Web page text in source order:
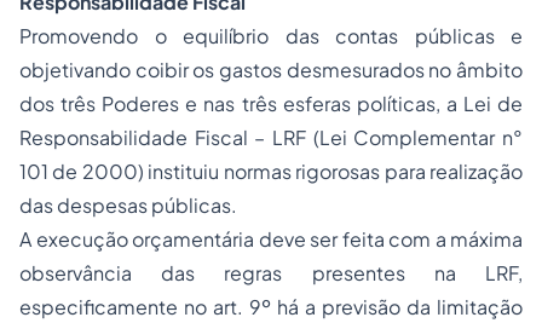
Promovendo o equilíbrio das contas públicas e
objetivando coibir os gastos desmesurados no âmbito
dos três Poderes e nas três esferas políticas, a Lei de
Responsabilidade Fiscal – LRF (Lei Complementar n°
101 de 2000) instituiu normas rigorosas para realização
das despesas públicas.
A execução orçamentária deve ser feita com a máxima
observância das regras presentes na LRF,
especificamente no art. 9º há a previsão da limitação